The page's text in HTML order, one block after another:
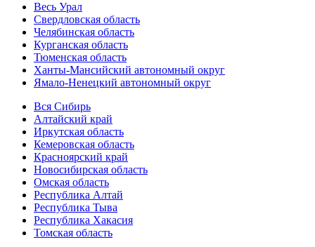
Весь Урал
Свердловская область
Челябинская область
Курганская область
Тюменская область
Ханты-Мансийский автономный округ
Ямало-Ненецкий автономный округ
Вся Сибирь
Алтайский край
Иркутская область
Кемеровская область
Красноярский край
Новосибирская область
Омская область
Республика Алтай
Республика Тыва
Республика Хакасия
Томская область